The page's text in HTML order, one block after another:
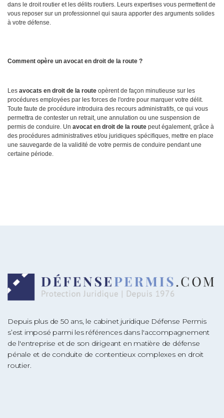
dans le droit routier et les délits routiers. Leurs expertises vous permettent de
vous reposer sur un professionnel qui saura apporter des arguments solides
à votre défense.
Comment opère un avocat en droit de la route ?
Les avocats en droit de la route opèrent de façon minutieuse sur les
procédures employées par les forces de l'ordre pour marquer votre délit.
Toute faute de procédure introduira des recours administratifs, ce qui vous
permettra de contester un retrait, une annulation ou une suspension de
permis de conduire. Un avocat en droit de la route peut également, grâce à
des procédures administratives et/ou juridiques spécifiques, mettre en place
une sauvegarde de la validité de votre permis de conduire pendant une
certaine période.
Depuis plus de 50 ans, le cabinet juridique Défense Permis
s’est imposé parmi les références dans l'accompagnement
de l'entreprise et de son dirigeant en matière de défense
pénale et de conduite de contentieux complexes en droit
routier.